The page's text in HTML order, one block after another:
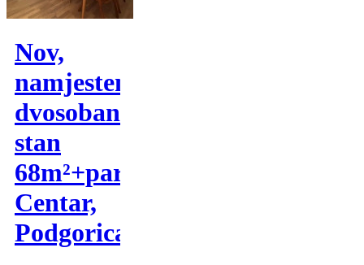
Nov,
namjesten
dvosoban
stan
68m²+parking-
Centar,
Podgorica